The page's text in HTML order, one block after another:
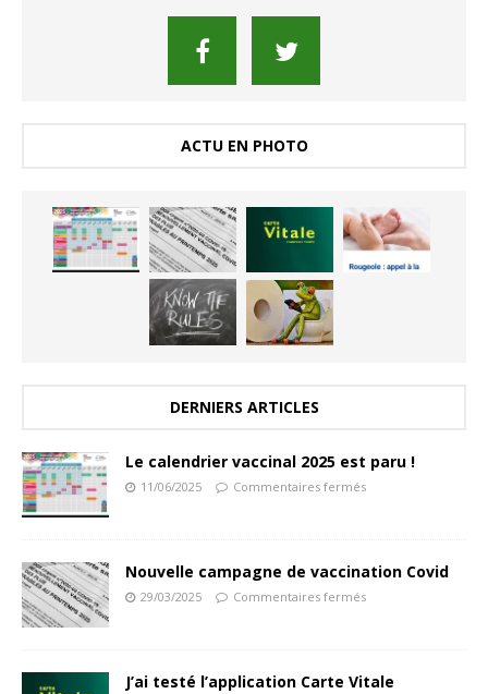
ACTU EN PHOTO
DERNIERS ARTICLES
Le calendrier vaccinal 2025 est paru !
11/06/2025 Commentaires fermés
Nouvelle campagne de vaccination Covid
29/03/2025 Commentaires fermés
J’ai testé l’application Carte Vitale